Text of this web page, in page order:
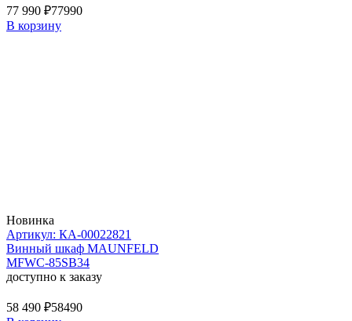
77 990 ₽77990
В корзину
Новинка
Артикул: КА-00022821
Винный шкаф MAUNFELD
MFWC-85SB34
доступно к заказу
58 490 ₽58490